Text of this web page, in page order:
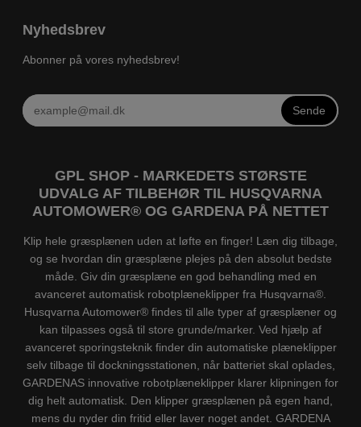
Nyhedsbrev
Abonner på vores nyhedsbrev!
Sende
GPL SHOP - MARKEDETS STØRSTE
UDVALG AF TILBEHØR TIL HUSQVARNA
AUTOMOWER® OG GARDENA PÅ NETTET
Klip hele græsplænen uden at løfte en finger! Læn dig tilbage,
og se hvordan din græsplæne plejes på den absolut bedste
måde. Giv din græsplæne en god behandling med en
avanceret automatisk robotplæneklipper fra Husqvarna®.
Husqvarna Automower® findes til alle typer af græsplæner og
kan tilpasses også til store grunde/marker. Ved hjælp af
avanceret sporingsteknik finder din automatiske plæneklipper
selv tilbage til dockningsstationen, når batteriet skal oplades,
GARDENAS innovative robotplæneklipper klarer klipningen for
dig helt automatisk. Den klipper græsplænen på egen hand,
mens du nyder din fritid eller laver noget andet. GARDENA